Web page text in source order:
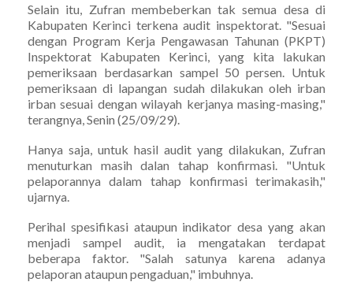
Selain itu, Zufran membeberkan tak semua desa di
Kabupaten Kerinci terkena audit inspektorat. "Sesuai
dengan Program Kerja Pengawasan Tahunan (PKPT)
Inspektorat Kabupaten Kerinci, yang kita lakukan
pemeriksaan berdasarkan sampel 50 persen. Untuk
pemeriksaan di lapangan sudah dilakukan oleh irban
irban sesuai dengan wilayah kerjanya masing-masing,"
terangnya, Senin (25/09/29).
Hanya saja, untuk hasil audit yang dilakukan, Zufran
menuturkan masih dalan tahap konfirmasi. "Untuk
pelaporannya dalam tahap konfirmasi terimakasih,"
ujarnya.
Perihal spesifikasi ataupun indikator desa yang akan
menjadi sampel audit, ia mengatakan terdapat
beberapa faktor. "Salah satunya karena adanya
pelaporan ataupun pengaduan," imbuhnya.